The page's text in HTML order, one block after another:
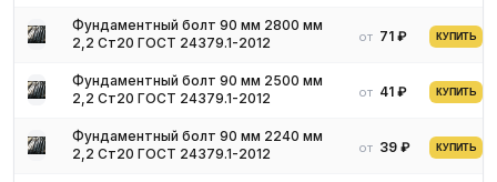
разнообразных типов, например: в стеллажах, металлических
фермах, лестницах, ограждениях, опорах. Соединение болтами
является альтернативой сварному соединению. Характерная
особенность соединения – его разъемность.
Возведение сооружений невозможно без сборки
металлоконструкций, которые служат своеобразным
Фундаментный болт 90 мм 2800 мм
2,2 Ст20 ГОСТ 24379.1-2012
от 71 ₽ КУПИТЬ
Фундаментный болт 90 мм 2500 мм
2,2 Ст20 ГОСТ 24379.1-2012
от 41 ₽ КУПИТЬ
Фундаментный болт 90 мм 2240 мм
2,2 Ст20 ГОСТ 24379.1-2012
от 39 ₽ КУПИТЬ